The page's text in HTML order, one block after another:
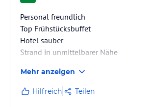
Personal freundlich
Top Frühstücksbuffet
Hotel sauber
Strand in unmittelbarer Nähe
Mehr anzeigen
Hilfreich Teilen